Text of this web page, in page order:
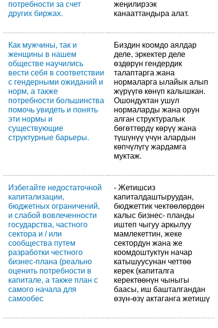
потребности за счет
других биржах.
жеңилирээк
канааттандыра алат.
Как мужчины, так и
женщины в нашем
обществе научились
вести себя в соответствии
с гендерными ожиданий и
норм, а также
потребности большинства
помочь увидеть и понять
эти нормы и
существующие
структурные барьеры.
Биздин коомдо аялдар
деле, эркектер деле
өздөрүн гендердик
талаптарга жана
нормаларга ылайык алып
жүрүүгө көнүп калышкан.
Ошондуктан ушул
нормаларды жана орун
алган структуралык
бөгөттөрдү көрүү жана
түшүнүү үчүн алардын
көпчүлүгү жардамга
муктаж.
Избегайте недостаточной
капитализации,
бюджетных ограничений,
и слабой вовлеченности
государства, частного
сектора и / или
сообщества путем
разработки честного
бизнес-плана (реально
оценить потребности в
капитале, а также план с
самого начала для
самообес
- Жетишсиз
капиталдаштыруудан,
бюджеттик чектөөлөрдөн
калыс бизнес- планды
иштеп чыгуу аркылуу
мамлекеттин, жеке
сектордун жана же
коомдоштуктун начар
катышуусунан четтөө
керек (капиталга
керектөөнүн чыныгы
баасы, иш башталгандан
өзүн-өзү актаганга жетишү